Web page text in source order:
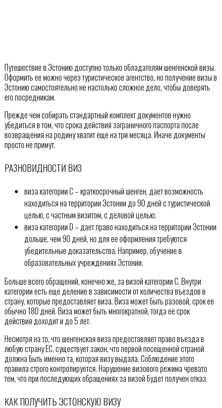
Путешествие в Эстонию доступно только обладателям шенгенской визы.
Оформить ее можно через туристическое агентство, но получение визы в
Эстонию самостоятельно не настолько сложное дело, чтобы доверять
его посредникам.
Прежде чем собирать стандартный комплект документов нужно
убедиться в том, что срока действия заграничного паспорта после
возвращения на родину хватит еще на три месяца. Иначе документы
просто не примут.
РАЗНОВИДНОСТИ ВИЗ
виза категории С – краткосрочный шенген, дает возможность
находиться на территории Эстонии до 90 дней с туристической
целью, с частным визитом, с деловой целью;
виза категории D – дает право находиться на территории Эстонии
дольше, чем 90 дней, но для ее оформления требуются
убедительные доказательства. Например, обучение в
образовательных учреждениях Эстонии.
Больше всего обращений, конечно же, за визой категории С. Внутри
категории есть еще деление в зависимости от количества въездов в
страну, которые предоставляет виза. Виза может быть разовой, срок ее
обычно 180 дней. Виза может быть многократной, тогда ее срок
действия доходит и до 5 лет.
Несмотря на то, что шенгенская виза предоставляет право въезда в
любую страну ЕС, существует закон, что первой посещенной страной
должна быть именно та, которая визу выдала. Соблюдение этого
правила строго контролируется. Нарушение визового режима чревато
тем, что при последующих обращениях за визой будет получен отказ.
КАК ПОЛУЧИТЬ ЭСТОНСКУЮ ВИЗУ